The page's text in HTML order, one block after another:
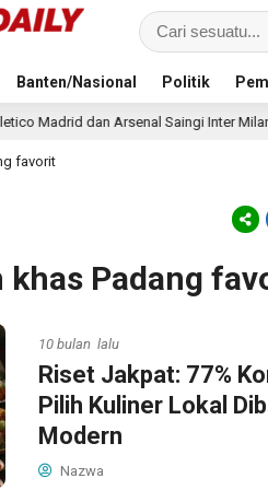
Banten/Nasional Politik
Saingi Inter Milan dalam Perburuan
favorit
khas Padang
10 bulan lalu
Riset Jakpat: 77%
Pilih Kuliner Lokal
Modern
Nazwa